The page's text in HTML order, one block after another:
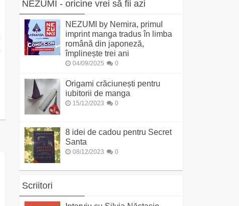
NEZUMI - oricine vrei să fii azi
NEZUMI by Nemira, primul
imprint manga tradus în limba
română din japoneză,
împlinește trei ani
04/09/2025 0
Origami crăciunești pentru
iubitorii de manga
15/12/2023 0
8 idei de cadou pentru Secret
Santa
08/12/2023 0
Scriitori